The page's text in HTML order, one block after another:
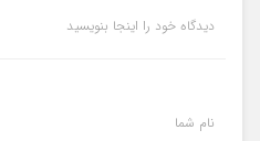
دیدگاه خود را اینجا بنویسید
نام شما